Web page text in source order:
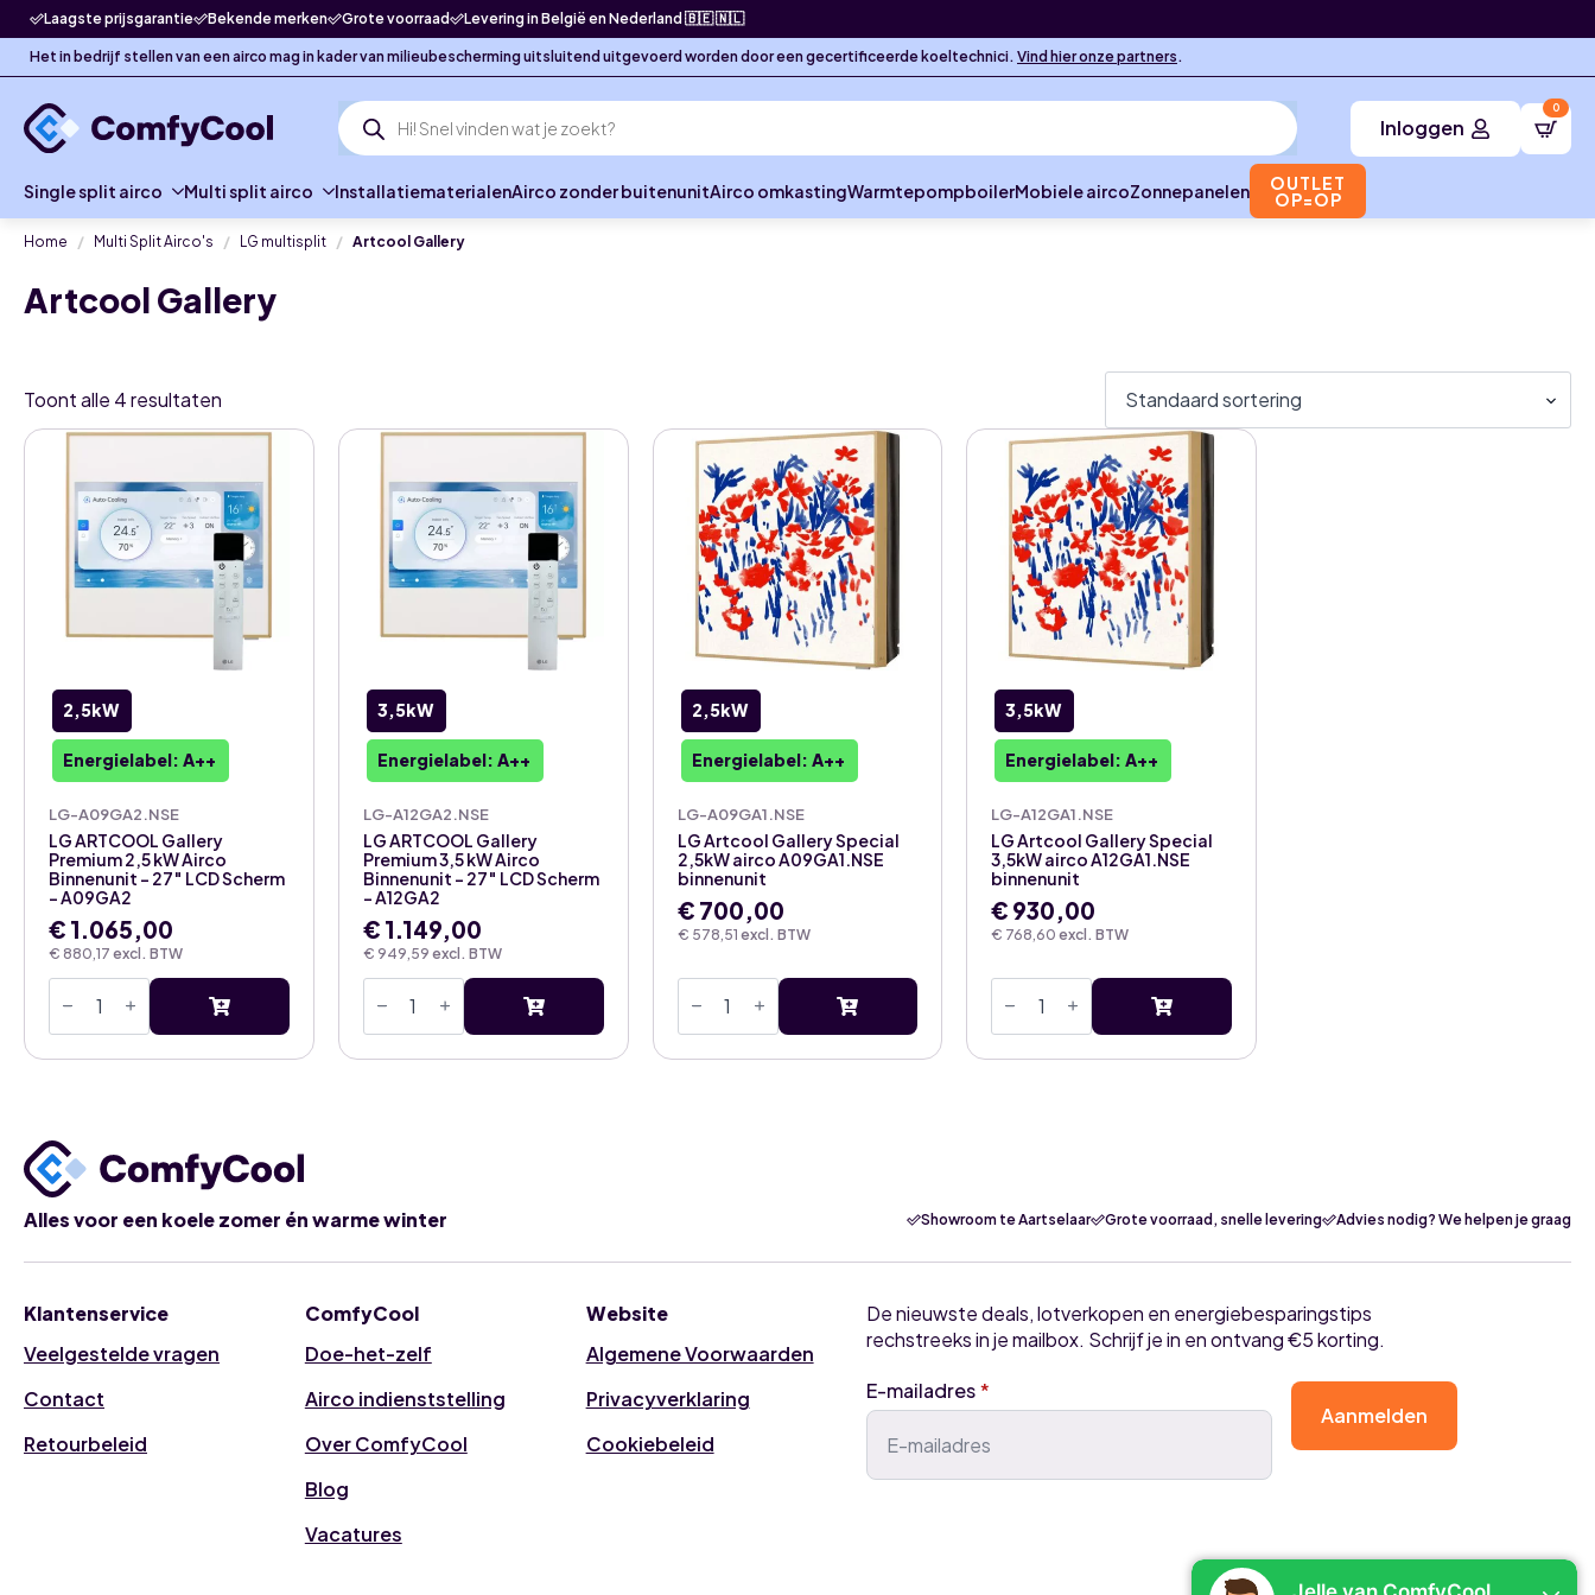
Laagste prijsgarantie Bekende merken Grote voorraad Levering in België en Nederland 🇧🇪 🇳🇱
Het in bedrijf stellen van een airco mag in kader van milieubescherming uitsluitend uitgevoerd worden door een gecertificeerde koeltechnici. Vind hier onze partners.
Producten
zoeken Inloggen
0
Single split airco Multi split airco InstallatiematerialenAirco zonder buitenunitAirco omkastingWarmtepompboilerMobiele aircoZonnepanelen OUTLET
OP=OP
Home Multi Split Airco's LG multisplit Artcool Gallery
Artcool Gallery
Toont alle 4 resultaten
2,5kW
Energielabel: A++
LG-A09GA2.NSE
€ 880,17 excl. BTW
LG ARTCOOL Gallery
Premium 2,5 kW Airco
Binnenunit – 27″ LCD Scherm
– A09GA2
€ 1.065,00
LG
ARTCOOL
Premium
2,5
-
27"
LCD
Scherm
-
A09GA2
3,5kW
Energielabel: A++
LG-A12GA2.NSE
€ 949,59 excl. BTW
LG ARTCOOL Gallery
Premium 3,5 kW Airco
Binnenunit – 27″ LCD Scherm
– A12GA2
€ 1.149,00
LG
ARTCOOL
Premium
3,5
-
A12GA2
2,5kW
Energielabel: A++
LG-A09GA1.NSE
€ 578,51 excl. BTW
LG Artcool Gallery Special
2,5kW airco A09GA1.NSE
binnenunit
€ 700,00
LG
Artcool
Special
2,5kW
3,5kW
Energielabel: A++
LG-A12GA1.NSE
€ 768,60 excl. BTW
LG Artcool Gallery Special
3,5kW airco A12GA1.NSE
binnenunit
€ 930,00
LG
Artcool
Special
3,5kW
Alles voor een koele zomer én warme winter Showroom te Aartselaar Grote voorraad, snelle levering Advies nodig? We helpen je graag
Klantenservice
Veelgestelde vragen
Contact
Retourbeleid
ComfyCool
Doe-het-zelf
Airco indienststelling
Over ComfyCool
Blog
Vacatures
Website
Algemene Voorwaarden
Privacyverklaring
Cookiebeleid
De nieuwste deals, lotverkopen en energiebesparingstips
rechstreeks in je mailbox. Schrijf je in en ontvang €5 korting.
E-mailadres *
Aanmelden